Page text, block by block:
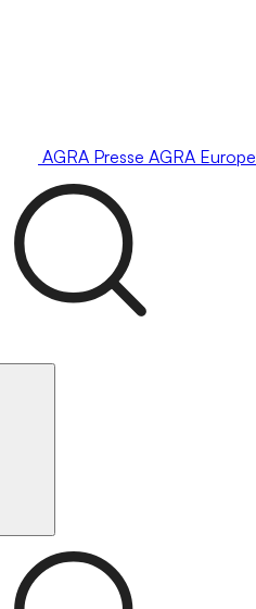
AGRA Presse AGRA Europe